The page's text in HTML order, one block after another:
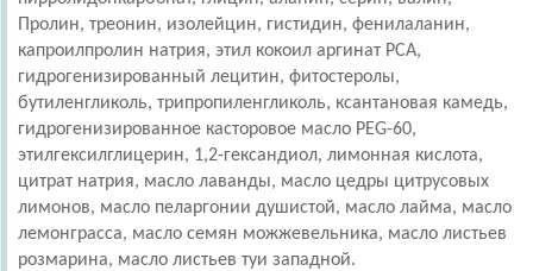
Пролин, треонин, изолейцин, гистидин, фенилаланин,
капроилпролин натрия, этил кокоил аргинат PCA,
гидрогенизированный лецитин, фитостеролы,
бутиленгликоль, трипропиленгликоль, ксантановая камедь,
гидрогенизированное касторовое масло PEG-60,
этилгексилглицерин, 1,2-гександиол, лимонная кислота,
цитрат натрия, масло лаванды, масло цедры цитрусовых
лимонов, масло пеларгонии душистой, масло лайма, масло
лемонграсса, масло семян можжевельника, масло листьев
розмарина, масло листьев туи западной.